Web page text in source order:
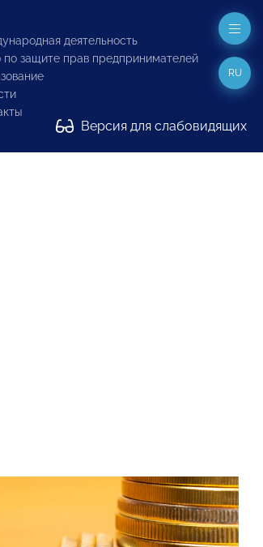
деятельность
защите прав предпринимателей
Версия для слабовидящих
RU